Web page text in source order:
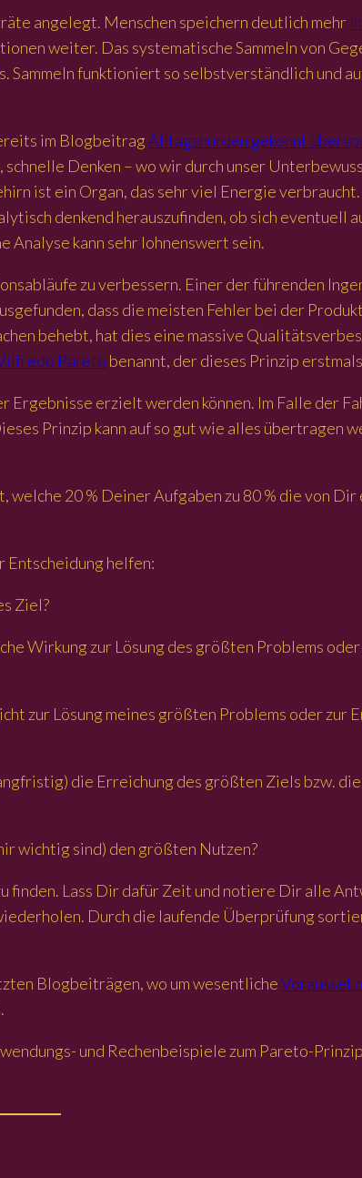
angelegt. Menschen speichern deutlich mehr
weiter. Das systematische Sammeln von
funktioniert so selbstverständlich und
im BlogbeitragAlltagshürden gekonnt
Denken – wo wir durch unser
ist ein Organ, das sehr viel Energie
denkend herauszufinden, ob sich eventuell
Analyse kann sehr lohnenswert sein.
zu verbessern. Einer der führenden
dass die meisten Fehler bei der
behebt, hat dies eine massive
Pareto benannt, der dieses Prinzip
erzielt werden können. Im Falle der
Prinzip kann auf so gut wie alles übertragen
20 % Deiner Aufgaben zu 80 % die von
Entscheidung helfen:
Ziel?
Wirkung zur Lösung des größten Problems
zur Lösung meines größten Problems oder zur
die Erreichung des größten Ziels bzw.
wichtig sind) den größten Nutzen?
finden. Lass Dir dafür Zeit und notiere Dir alle
Durch die laufende Überprüfung
Blogbeiträgen, wo um wesentliche
und Rechenbeispiele zum Pareto-